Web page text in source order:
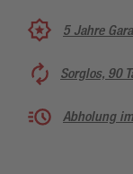
5 Jahre
Sorglos, 90
Abholung